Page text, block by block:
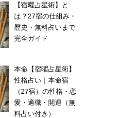
【宿曜占星術】と
は？27宿の仕組み・
歴史・無料占いまで
完全ガイド
本命【宿曜占星術】
性格占い｜本命宿
（27宿）の性格・恋
愛・適職・開運（無
料占い付き）